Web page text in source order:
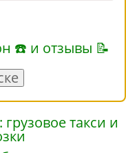
☎ и отзывы 📝